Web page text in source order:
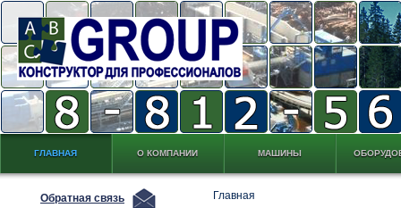
ГЛАВНАЯ О КОМПАНИИ МАШИНЫ
Обратная связь Главная